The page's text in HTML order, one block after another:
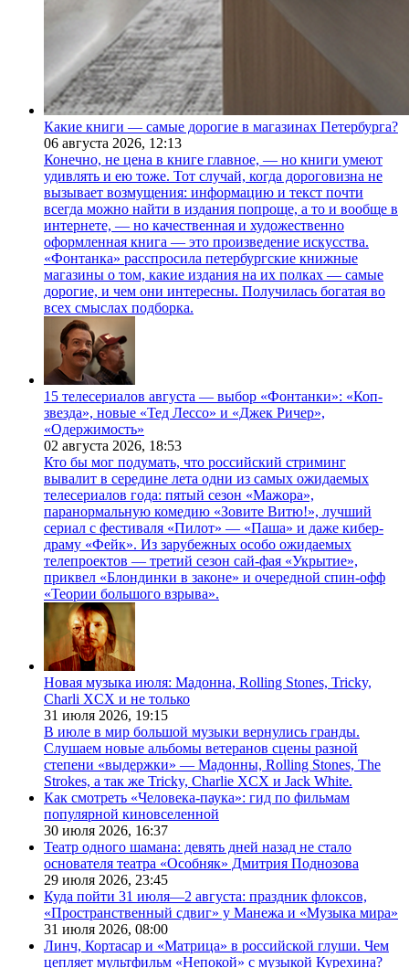
Какие книги — самые дорогие в магазинах Петербурга?
06 августа 2026, 12:13
Конечно, не цена в книге главное, — но книги умеют
удивлять и ею тоже. Тот случай, когда дороговизна не
вызывает возмущения: информацию и текст почти
всегда можно найти в издания попроще, а то и вообще в
интернете, — но качественная и художественно
оформленная книга — это произведение искусства.
«Фонтанка» расспросила петербургские книжные
магазины о том, какие издания на их полках — самые
дорогие, и чем они интересны. Получилась богатая во
всех смыслах подборка.
15 телесериалов августа — выбор «Фонтанки»: «Коп-
звезда», новые «Тед Лессо» и «Джек Ричер»,
«Одержимость»
02 августа 2026, 18:53
Кто бы мог подумать, что российский стриминг
вывалит в середине лета одни из самых ожидаемых
телесериалов года: пятый сезон «Мажора»,
паранормальную комедию «Зовите Витю!», лучший
сериал с фестиваля «Пилот» — «Паша» и даже кибер-
драму «Фейк». Из зарубежных особо ожидаемых
телепроектов — третий сезон сай-фая «Укрытие»,
приквел «Блондинки в законе» и очередной спин-офф
«Теории большого взрыва».
Новая музыка июля: Мадонна, Rolling Stones, Tricky,
Charli XCX и не только
31 июля 2026, 19:15
В июле в мир большой музыки вернулись гранды.
Слушаем новые альбомы ветеранов сцены разной
степени «выдержки» — Мадонны, Rolling Stones, The
Strokes, а так же Tricky, Charlie XCX и Jack White.
Как смотреть «Человека-паука»: гид по фильмам
популярной киновселенной
30 июля 2026, 16:37
Театр одного шамана: девять дней назад не стало
основателя театра «Особняк» Дмитрия Поднозова
29 июля 2026, 23:45
Куда пойти 31 июля—2 августа: праздник флоксов,
«Пространственный сдвиг» у Манежа и «Музыка мира»
31 июля 2026, 08:00
Линч, Кортасар и «Матрица» в российской глуши. Чем
цепляет мультфильм «Непокой» с музыкой Курехина?